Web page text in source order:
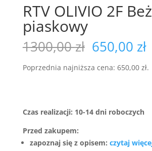
RTV OLIVIO 2F Beż
piaskowy
1300,00zł Pierwotna
cena
wynosiła:
650,00 zł
Poprzednia najniższa cena: 650,00 zł.
Czas realizacji: 10-14 dni roboczych
Przed zakupem:
zapoznaj się z opisem: czytaj